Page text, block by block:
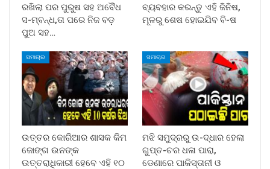
ରଖିଲା ପର ପୁରୁଷ ସହ ଅବୈଧ
ସ-ମ୍ବନ୍ଧ,ତା ପରେ ନିଜ ବଡ଼
ପୁଅ ସହ…
ବ୍ୟବହାର କରନ୍ତୁ ଏହି ଜିନିଷ,
ମୂଳରୁ ଶେଷ ହୋଇଯିବ ବି-ଷ
ସମାଚାର
ଉତ୍ତର କୋରିଆର ଶାସକ କିମ
ଜୋଙ୍ଗ ଉନଙ୍କ
ଉତ୍ତରାଧିକାରୀ ହେବେ ଏହି ୧୦
ସମାଚାର
ମଝି ସମୁଦ୍ରରୁ ଉ-ଦ୍ଧାର ହେଲା
ଗୁପ୍ତ-ଚର ଧଳା ପାରା,
ଡେଣାରେ ପାକିସ୍ତାନୀ ଓ